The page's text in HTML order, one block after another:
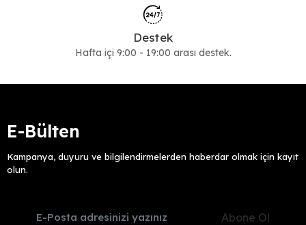
Kadın bot koleksiyonunda yer alan tüm alt kategorileri inceleyerek,
mevsim koşullarına ve kullanım amacınıza uygun modeli kolayca
Destek
Hafta içi 9:00 - 19:00 arası destek.
E-Bülten
Kampanya, duyuru ve bilgilendirmelerden haberdar olmak için kayıt
olun.
Abone Ol